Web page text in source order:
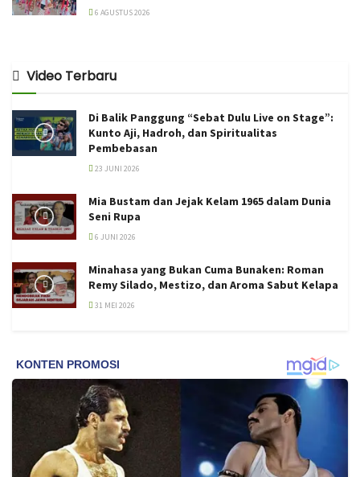
6 AGUSTUS 2026
Video Terbaru
Di Balik Panggung “Sebat Dulu Live on Stage”:
Kunto Aji, Hadroh, dan Spiritualitas
Pembebasan
23 JUNI 2026
Mia Bustam dan Jejak Kelam 1965 dalam Dunia
Seni Rupa
6 JUNI 2026
Minahasa yang Bukan Cuma Bunaken: Roman
Remy Silado, Mestizo, dan Aroma Sabut Kelapa
31 MEI 2026